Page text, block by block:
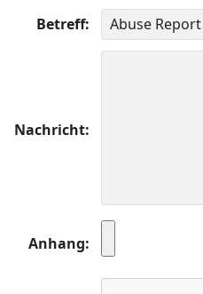
Betreff
Nachricht
Anhang